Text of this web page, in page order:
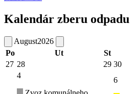
Kalendár zberu odpadu
August2026
Po
Ut St
27 28 29 30
4
6